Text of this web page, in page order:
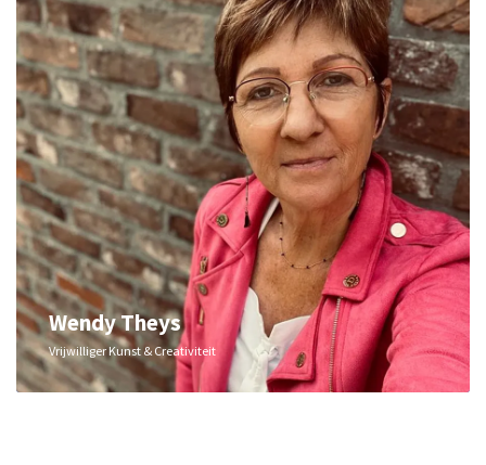
Wendy Theys
Vrijwilliger Kunst & Creativiteit